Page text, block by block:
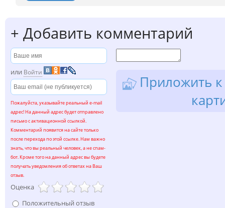
+ Добавить комментарий
или Войти
Пожалуйста, указывайте реальный e-mail
адрес! На данный адрес будет отправлено
письмо с активационной ссылкой.
Комментарий появится на сайте только
после перехода по этой ссылке. Нам важно
знать, что вы реальный человек, а не спам-
бот. Кроме того на данный адрес вы будете
получать уведомления об ответах на Ваш
отзыв.
Оценка
Положительный отзыв
Приложить к